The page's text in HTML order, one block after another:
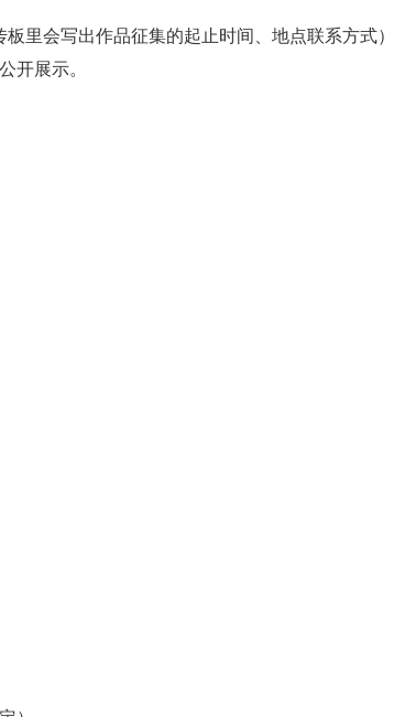
里会写出作品征集的起止时间、地点联系方式）
开展示。